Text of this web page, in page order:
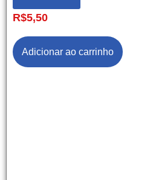
R$5,50
Adicionar ao carrinho